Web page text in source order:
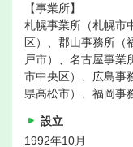
【事業所】
札幌事業所（札幌市
区）、郡山事務所（
戸市）、名古屋事業
市中央区）、広島事
県高松市）、福岡事
設立
1992年10月